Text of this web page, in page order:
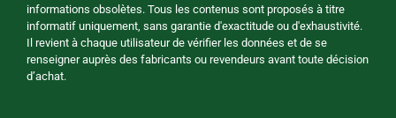
informations obsolètes. Tous les contenus sont proposés à titre
informatif uniquement, sans garantie d'exactitude ou d'exhaustivité.
Il revient à chaque utilisateur de vérifier les données et de se
renseigner auprès des fabricants ou revendeurs avant toute décision
d’achat.